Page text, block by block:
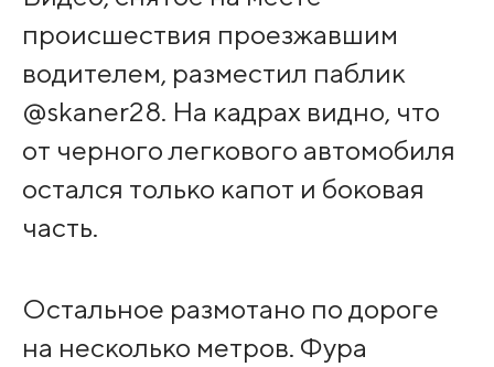
происшествия проезжавшим
водителем, разместил паблик
@skaner28. На кадрах видно, что
от черного легкового автомобиля
остался только капот и боковая
часть.
Остальное размотано по дороге
на несколько метров. Фура